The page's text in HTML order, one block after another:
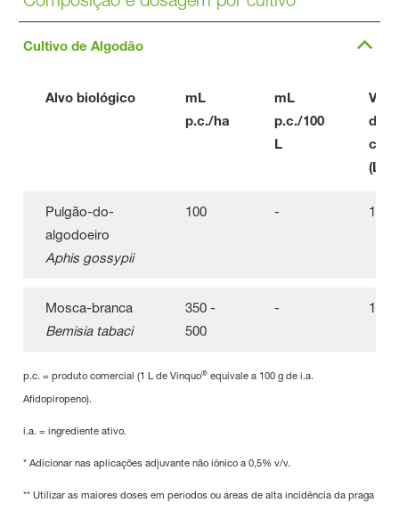
Cultivo de Algodão
Alvo biológico
mL
p.c./ha
mL
p.c./100
L
de
(L/
Pulgão-do-
algodoeiro
Aphis gossypii
100 - 150
Mosca-branca
Bemisia tabaci
350 -
500
- 150
p.c. = produto comercial (1 L de Vinquo® equivale a 100 g de i.a.
Afidopiropeno).
i.a. = ingrediente ativo.
* Adicionar nas aplicações adjuvante não iônico a 0,5% v/v.
** Utilizar as maiores doses em períodos ou áreas de alta incidência da praga